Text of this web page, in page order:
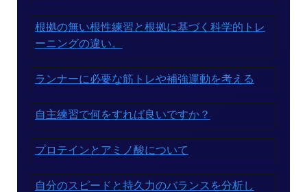
根拠の無い根性練習と根拠に基づく科学的トレ
ーニングの違い。
ランナーに必要な筋トレや補強運動を考える
自主練習で何をすれば良いですか？
プロテインとアミノ酸について
自分のスピードと持久力のバランスを分析し